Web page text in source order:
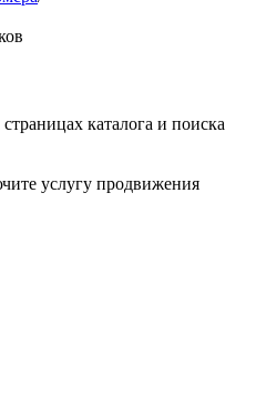
каталога и поиска
услугу продвижения